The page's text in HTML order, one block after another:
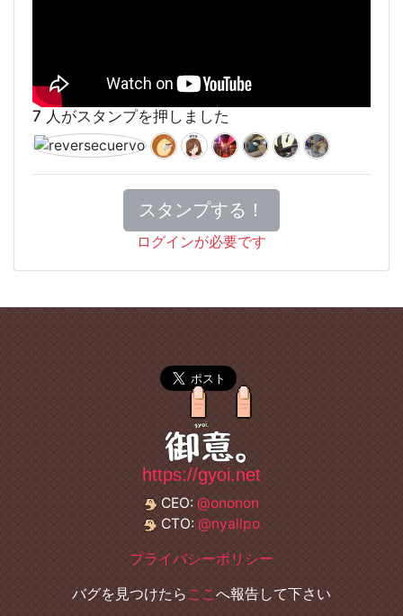
7 人がスタンプを押しました
スタンプする！
ログインが必要です
https://gyoi.net
CEO:@ononon
CTO: @nyallpo
プライバシーポリシー
バグを見つけたら ここへ報告して下さい